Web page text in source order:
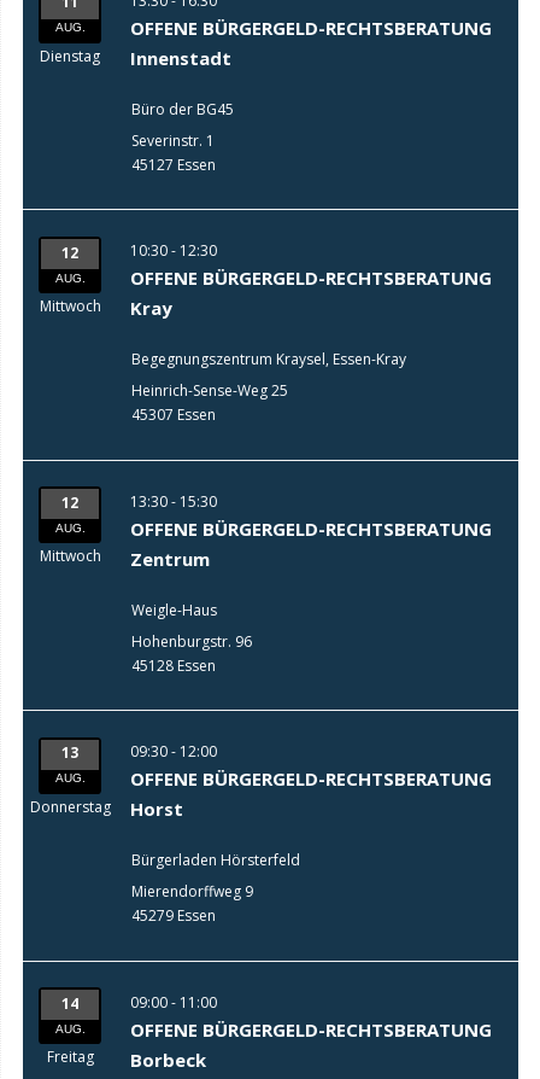
AUG.
Dienstag
OFFENE BÜRGERGELD-RECHTSBERATUNG
Innenstadt
Büro der BG45
Severinstr. 1
45127 Essen
12
AUG.
Mittwoch
10:30 - 12:30
OFFENE BÜRGERGELD-RECHTSBERATUNG
Kray
Begegnungszentrum Kraysel, Essen-Kray
Heinrich-Sense-Weg 25
45307 Essen
12
AUG.
Mittwoch
13:30 - 15:30
OFFENE BÜRGERGELD-RECHTSBERATUNG
Zentrum
Weigle-Haus
Hohenburgstr. 96
45128 Essen
13
AUG.
Donnerstag
09:30 - 12:00
OFFENE BÜRGERGELD-RECHTSBERATUNG
Horst
Bürgerladen Hörsterfeld
Mierendorffweg 9
45279 Essen
14
AUG.
Freitag
09:00 - 11:00
OFFENE BÜRGERGELD-RECHTSBERATUNG
Borbeck